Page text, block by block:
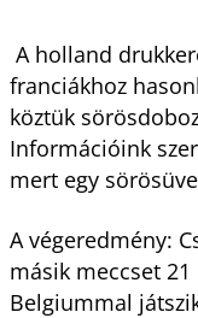
A holland
franciákhoz
köztük
Információink
mert egy
A végeredmény:
másik meccset
Belgiummal